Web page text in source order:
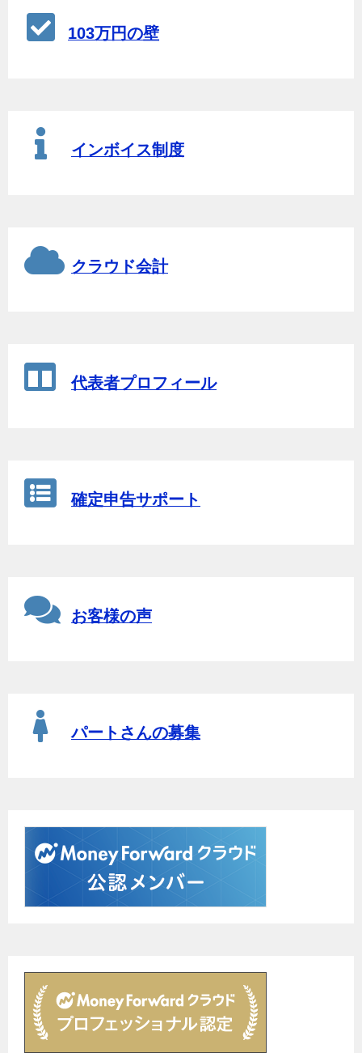
103万円の壁
インボイス制度
クラウド会計
代表者プロフィール
確定申告サポート
お客様の声
パートさんの募集